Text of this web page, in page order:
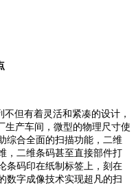
但有着灵活和紧凑的设计，
生产车间，微型的物理尺寸使
综合全面的扫描功能，二维
，二维条码甚至直接部件打
条码印在纸制标签上，刻在
数字成像技术实现超凡的扫